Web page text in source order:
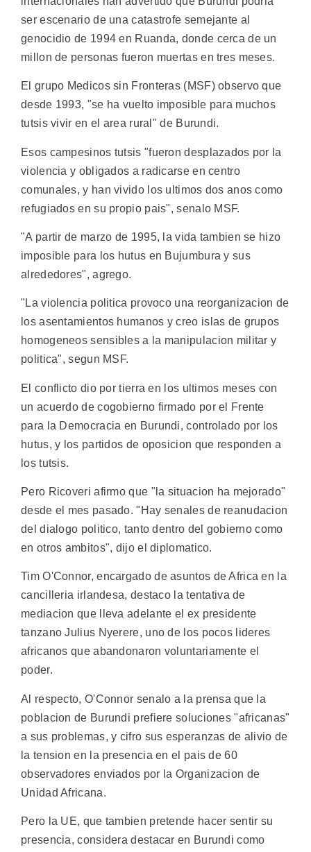
ser escenario de una catastrofe semejante al
genocidio de 1994 en Ruanda, donde cerca de un
millon de personas fueron muertas en tres meses.
El grupo Medicos sin Fronteras (MSF) observo que
desde 1993, "se ha vuelto imposible para muchos
tutsis vivir en el area rural" de Burundi.
Esos campesinos tutsis "fueron desplazados por la
violencia y obligados a radicarse en centro
comunales, y han vivido los ultimos dos anos como
refugiados en su propio pais", senalo MSF.
"A partir de marzo de 1995, la vida tambien se hizo
imposible para los hutus en Bujumbura y sus
alrededores", agrego.
"La violencia politica provoco una reorganizacion de
los asentamientos humanos y creo islas de grupos
homogeneos sensibles a la manipulacion militar y
politica", segun MSF.
El conflicto dio por tierra en los ultimos meses con
un acuerdo de cogobierno firmado por el Frente
para la Democracia en Burundi, controlado por los
hutus, y los partidos de oposicion que responden a
los tutsis.
Pero Ricoveri afirmo que "la situacion ha mejorado"
desde el mes pasado. "Hay senales de reanudacion
del dialogo politico, tanto dentro del gobierno como
en otros ambitos", dijo el diplomatico.
Tim O'Connor, encargado de asuntos de Africa en la
cancilleria irlandesa, destaco la tentativa de
mediacion que lleva adelante el ex presidente
tanzano Julius Nyerere, uno de los pocos lideres
africanos que abandonaron voluntariamente el
poder.
Al respecto, O'Connor senalo a la prensa que la
poblacion de Burundi prefiere soluciones "africanas"
a sus problemas, y cifro sus esperanzas de alivio de
la tension en la presencia en el pais de 60
observadores enviados por la Organizacion de
Unidad Africana.
Pero la UE, que tambien pretende hacer sentir su
presencia, considera destacar en Burundi como